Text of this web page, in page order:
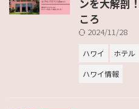
ンを大解剖
ころ
2024/11/28
ハワイ ホテル
ハワイ情報